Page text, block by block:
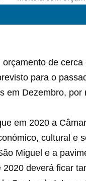
de
para o
em Dezembro,
em 2020 a
cultural e
Miguel e a
deverá ficar